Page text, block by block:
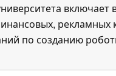
включает
рекламных
по созданию